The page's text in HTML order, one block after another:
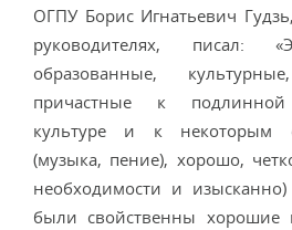
ОГПУ Борис Игнатьевич
руководителях,
образованные,
причастные к подлинной
культуре и к некоторым
(музыка, пение), хорошо,
необходимости и
были свойственны